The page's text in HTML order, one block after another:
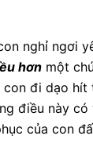
nghỉ ngơi
hơn một
con đi dạo
điều này
của con